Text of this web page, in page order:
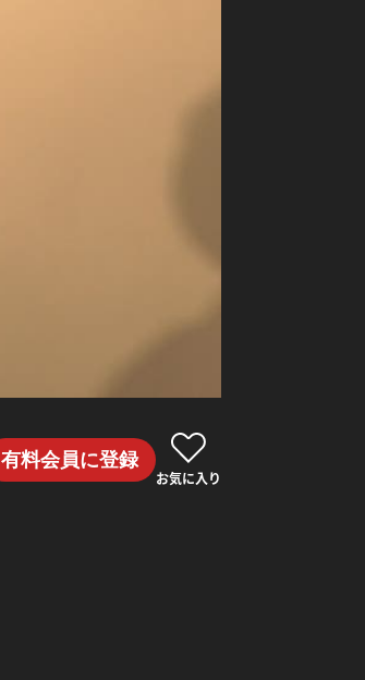
有料会員に登録
お気に入り